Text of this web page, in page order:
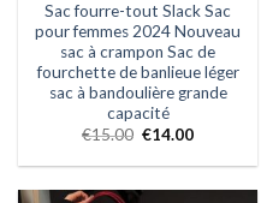
Sac fourre-tout Slack Sac
pour femmes 2024 Nouveau
sac à crampon Sac de
fourchette de banlieue léger
sac à bandoulière grande
capacité
€15.00 €14.00